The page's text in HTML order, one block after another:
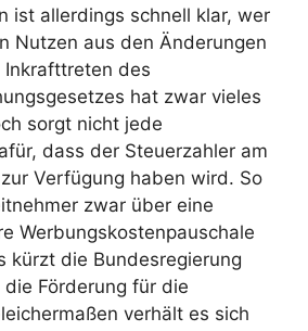
ist allerdings schnell klar, wer
Nutzen aus den Änderungen
Inkrafttreten des
hat zwar vieles
sorgt nicht jede
dass der Steuerzahler am
Verfügung haben wird. So
zwar über eine
Werbungskostenpauschale
kürzt die Bundesregierung
Förderung für die
verhält es sich